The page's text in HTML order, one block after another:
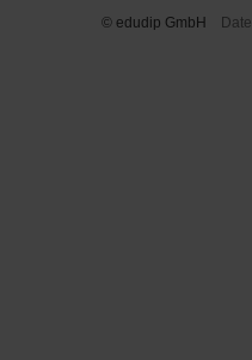
© edudip GmbH